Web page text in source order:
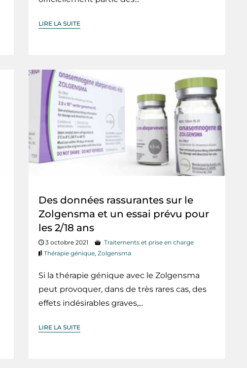
LIRE LA SUITE
Des données rassurantes sur le
Zolgensma et un essai prévu pour
les 2/18 ans
3 octobre 2021
Traitements et prise en charge
Thérapie génique,Zolgensma
Si la thérapie génique avec le Zolgensma
peut provoquer, dans de très rares cas, des
effets indésirables graves,...
LIRE LA SUITE